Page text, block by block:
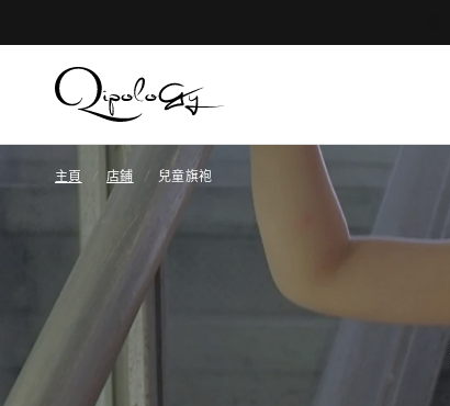
主頁 店鋪 / 兒童旗袍